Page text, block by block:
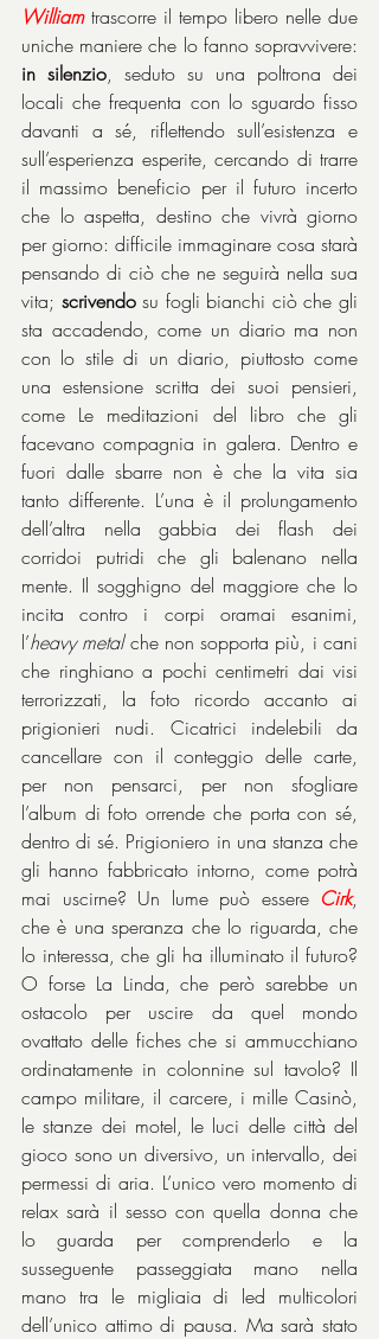
William trascorre il tempo libero nelle due
in silenzio, seduto su una poltrona dei
locali che frequenta con lo sguardo fisso
davanti a sé, riflettendo sull’esistenza e
sull’esperienza esperite, cercando di trarre
il massimo beneficio per il futuro incerto
che lo aspetta, destino che vivrà giorno
per giorno: difficile immaginare cosa starà
pensando di ciò che ne seguirà nella sua
vita; scrivendo su fogli bianchi ciò che gli
sta accadendo, come un diario ma non
con lo stile di un diario, piuttosto come
una estensione scritta dei suoi pensieri,
come Le meditazioni del libro che gli
facevano compagnia in galera. Dentro e
fuori dalle sbarre non è che la vita sia
tanto differente. L’una è il prolungamento
dell’altra nella gabbia dei flash dei
corridoi putridi che gli balenano nella
mente. Il sogghigno del maggiore che lo
incita contro i corpi oramai esanimi,
l’heavy metal che non sopporta più, i cani
che ringhiano a pochi centimetri dai visi
terrorizzati, la foto ricordo accanto ai
prigionieri nudi. Cicatrici indelebili da
cancellare con il conteggio delle carte,
per non pensarci, per non sfogliare
l’album di foto orrende che porta con sé,
dentro di sé. Prigioniero in una stanza che
gli hanno fabbricato intorno, come potrà
mai uscirne? Un lume può essere Cirk,
che è una speranza che lo riguarda, che
lo interessa, che gli ha illuminato il futuro?
O forse La Linda, che però sarebbe un
ostacolo per uscire da quel mondo
ovattato delle fiches che si ammucchiano
ordinatamente in colonnine sul tavolo? Il
campo militare, il carcere, i mille Casinò,
le stanze dei motel, le luci delle città del
gioco sono un diversivo, un intervallo, dei
permessi di aria. L’unico vero momento di
relax sarà il sesso con quella donna che
lo guarda per comprenderlo e la
susseguente passeggiata mano nella
mano tra le migliaia di led multicolori
dell’unico attimo di pausa. Ma sarà stato